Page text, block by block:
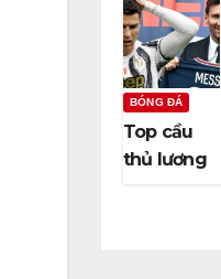
nhiêu vòng
đấu?
BÓNG ĐÁ
Top cầu
thủ lương